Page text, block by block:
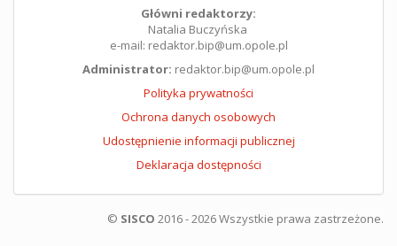
Główni redaktorzy:
Natalia Buczyńska
e-mail: redaktor.bip@um.opole.pl
Administrator: redaktor.bip@um.opole.pl
Polityka prywatności
Ochrona danych osobowych
Udostępnienie informacji publicznej
Deklaracja dostępności
© SISCO 2016 - 2026 Wszystkie prawa zastrzeżone.